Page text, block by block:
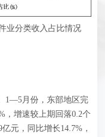
业分类收入占比情况
月份，东部地区完
，增速较上期回落0.2个
元，同比增长14.7%，